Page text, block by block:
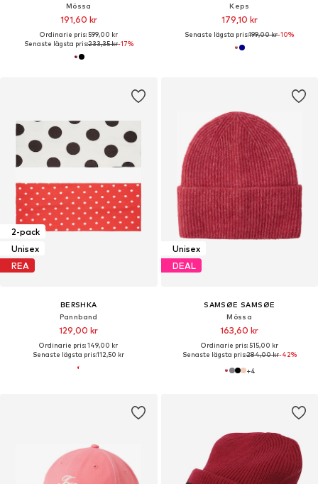
Mössa
191,60 kr
Ordinarie pris: 599,00 kr
Senaste lägsta pris:233,35 kr-17%
Keps
179,10 kr
Senaste lägsta pris:199,00 kr-10%
2-pack
Unisex
REA
BERSHKA
Pannband
129,00 kr
Ordinarie pris: 149,00 kr
Senaste lägsta pris:112,50 kr
Unisex
DEAL
SAMSØE SAMSØE
Mössa
163,60 kr
Ordinarie pris: 515,00 kr
Senaste lägsta pris:284,00 kr-42%
+4